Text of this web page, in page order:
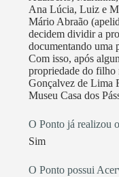
Ana Lúcia, Luiz e
Mário Abraão
decidem dividir a
documentando uma
Com isso, após
propriedade do filho
Gonçalvez de Lima
Museu Casa dos
O Ponto já realizou
Sim
O Ponto possui